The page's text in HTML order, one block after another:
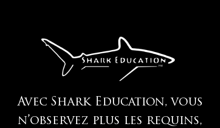
Avec Shark Education, vous
n’observez plus les requins,